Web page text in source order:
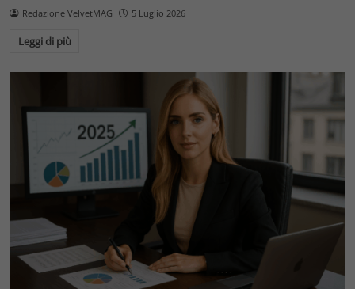
Redazione VelvetMAG 5 Luglio 2026
Leggi di più